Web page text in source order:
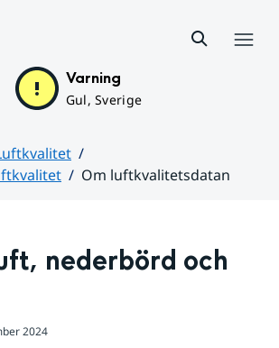
Varning
Gul, Sverige
Om luftkvalitetsdatan
nederbörd och
2024